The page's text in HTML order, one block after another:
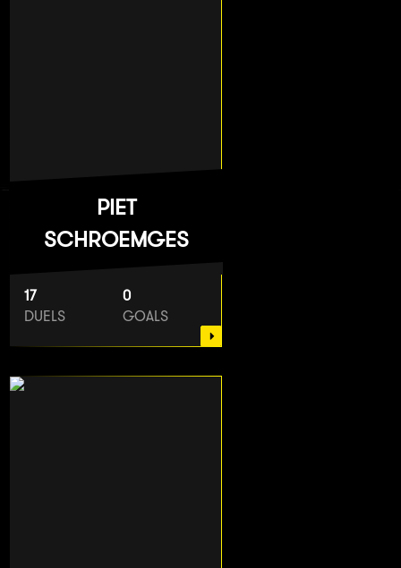
PIET
SCHROEMGES
17
DUELS
0
GOALS